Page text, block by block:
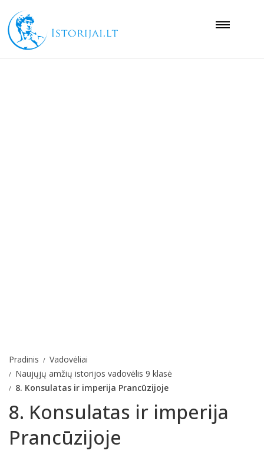
Pradinis
Vadovėliai
Naujųjų amžių istorijos vadovėlis 9 klasė
8. Konsulatas ir imperija Prancūzijoje
8. Konsulatas ir imperija
Prancūzijoje